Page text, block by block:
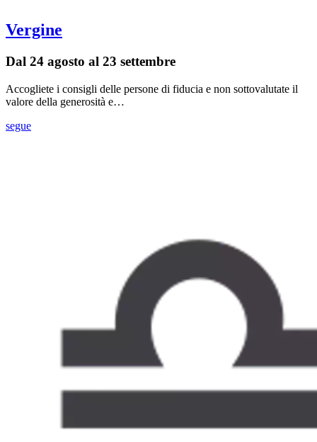
Vergine
Dal 24 agosto al 23 settembre
Accogliete i consigli delle persone di fiducia e non sottovalutate il
valore della generosità e…
segue